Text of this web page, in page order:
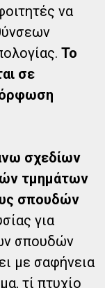
να
Το
σε
σχεδίων
τμημάτων
σπουδών
για
σπουδών
με σαφήνεια
τί πτυχίο